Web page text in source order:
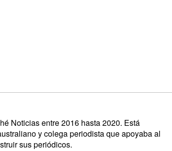
Noticias entre 2016 hasta 2020. Está
y colega periodista que apoyaba al
sus periódicos.